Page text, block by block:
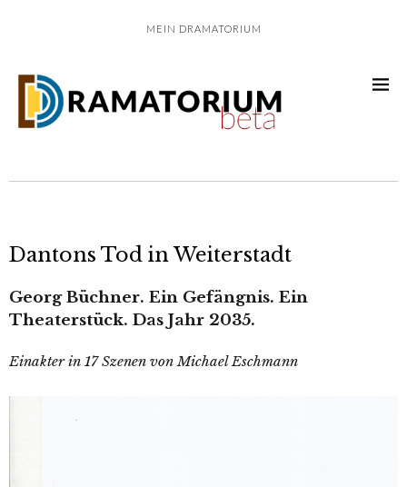
MEIN DRAMATORIUM
Dantons Tod in Weiterstadt
Georg Büchner. Ein Gefängnis. Ein
Theaterstück. Das Jahr 2035.
Einakter in 17 Szenen von Michael Eschmann